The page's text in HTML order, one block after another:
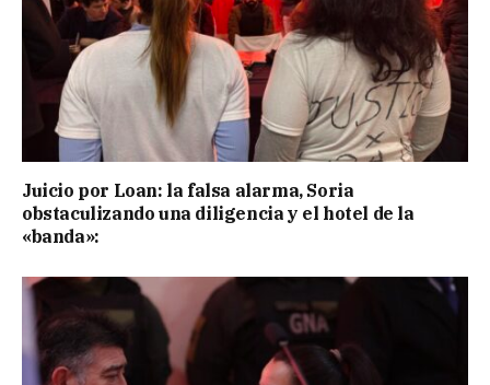
Juicio por Loan: la falsa alarma, Soria
obstaculizando una diligencia y el hotel de la
«banda»: